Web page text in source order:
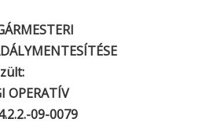
OPERATÍV
09-0079